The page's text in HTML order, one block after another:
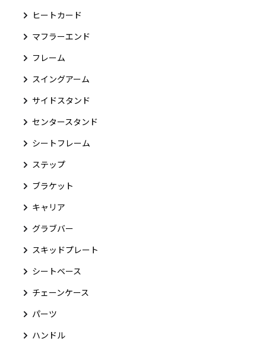
ヒートカード
マフラーエンド
フレーム
スイングアーム
サイドスタンド
センタースタンド
シートフレーム
ステップ
ブラケット
キャリア
グラブバー
スキッドプレート
シートベース
チェーンケース
パーツ
ハンドル